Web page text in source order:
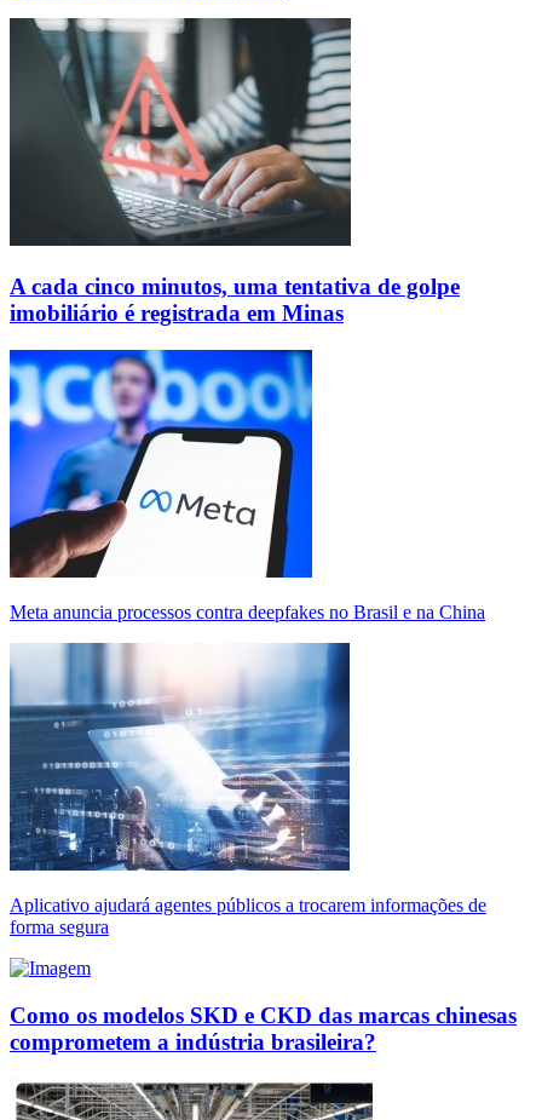
A cada cinco minutos, uma tentativa de golpe
imobiliário é registrada em Minas
Meta anuncia processos contra deepfakes no Brasil e na China
Aplicativo ajudará agentes públicos a trocarem informações de
forma segura
Como os modelos SKD e CKD das marcas chinesas
comprometem a indústria brasileira?